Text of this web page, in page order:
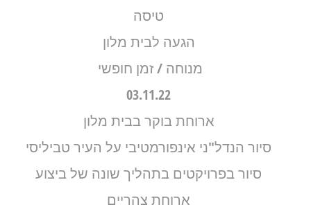
טיסה
הגעה לבית מלון
מנוחה / זמן חופשי
03.11.22
ארוחת בוקר בבית מלון
סיור הנדל"ני אינפורמטיבי על העיר טביליסי
סיור בפרויקטים בתהליך שונה של ביצוע
ארוחת צהריים